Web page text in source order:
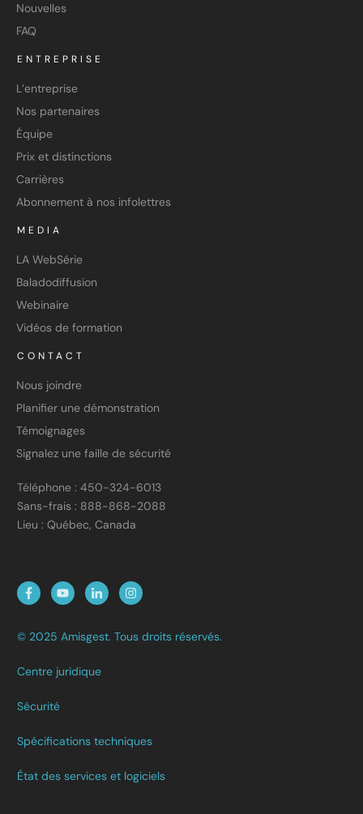
Nouvelles
FAQ
ENTREPRISE
L’entreprise
Nos partenaires
Équipe
Prix et distinctions
Carrières
Abonnement à nos infolettres
MEDIA
LA WebSérie
Baladodiffusion
Webinaire
Vidéos de formation
CONTACT
Nous joindre
Planifier une démonstration
Témoignages
Signalez une faille de sécurité
Téléphone : 450-324-6013
Sans-frais : 888-868-2088
Lieu : Québec, Canada
© 2025 Amisgest. Tous droits réservés.
Centre juridique
Sécurité
Spécifications techniques
État des services et logiciels